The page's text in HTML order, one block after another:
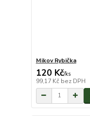
Mikov Rybička
120 Kč/ks
99,17 Kč bez DPH